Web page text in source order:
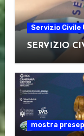
Servizio Civile
SERVIZIO
mostra